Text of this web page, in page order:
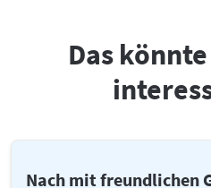
Das
Nach mit freundlichen